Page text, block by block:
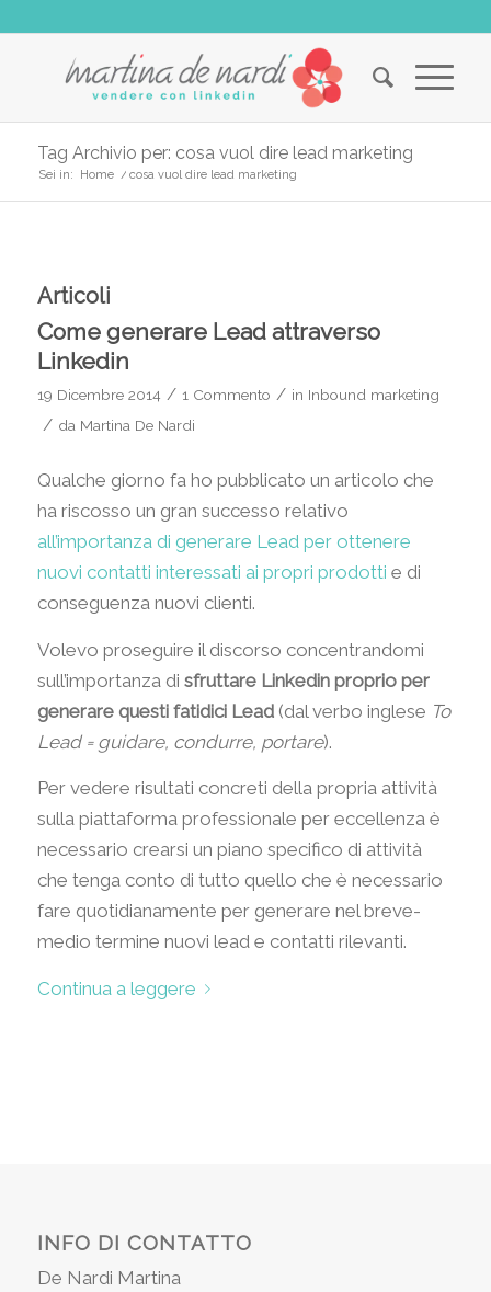
Tag Archivio per: cosa vuol dire lead marketing
Sei in: Home / cosa vuol dire lead marketing
Articoli
Come generare Lead attraverso
Linkedin
19 Dicembre 2014 / 1 Commento / in Inbound marketing
/ da Martina De Nardi
Qualche giorno fa ho pubblicato un articolo che
ha riscosso un gran successo relativo
all’importanza di generare Lead per ottenere
nuovi contatti interessati ai propri prodotti e di
conseguenza nuovi clienti.
Volevo proseguire il discorso concentrandomi
sull’importanza di sfruttare Linkedin proprio per
generare questi fatidici Lead(dal verbo inglese To
Lead = guidare, condurre, portare).
Per vedere risultati concreti della propria attività
sulla piattaforma professionale per eccellenza è
necessario crearsi un piano specifico di attività
che tenga conto di tutto quello che è necessario
fare quotidianamente per generare nel breve-
medio termine nuovi lead e contatti rilevanti.
Continua a leggere
INFO DI CONTATTO
De Nardi Martina